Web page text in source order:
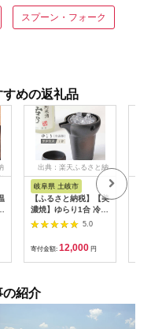
スプーン・フォーク
めの返礼品
出典：楽天ふるさと納
岐阜県 土岐市
【ふるさと納税】【美
濃焼】ゆらり1合 冷酒
器 黒伊賀風【ヤマ亮
横井製陶所】【TOKI
MINOYAKI返礼品】食
器 おちょこ とっくり
[MAL007]
5.0
寄付金額: 12,000 円
の紹介